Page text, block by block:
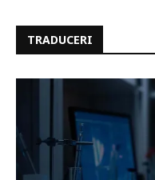
TRADUCERI